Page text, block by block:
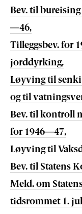
Bev. til
—46,
Tilleggsbev. for
jorddyrking,
Løyving til
og til
Bev. til kontroll
for 1946—47,
Løyving til
Bev. til Statens
Meld. om
tidsrommet 1.